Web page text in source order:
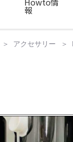
報
アクセサリー